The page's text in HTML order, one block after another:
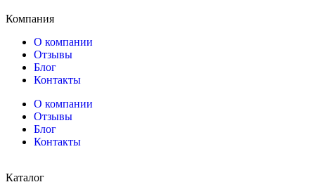
Компания
О компании
Отзывы
Блог
Контакты
О компании
Отзывы
Блог
Контакты
Каталог